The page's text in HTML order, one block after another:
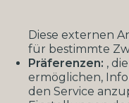
Diese externen
für bestimmte
Präferenzen: ,
ermöglichen,
den Service